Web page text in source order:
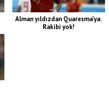
Alman yıldızdan Quaresma'ya:
Rakibi yok!